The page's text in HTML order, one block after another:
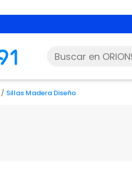
Sillas Madera Diseño